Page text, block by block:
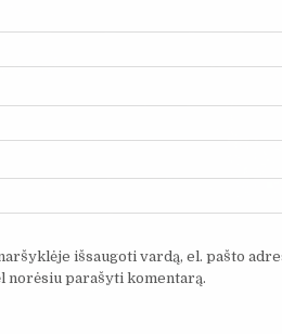
išsaugoti vardą, el. pašto
norėsiu parašyti komentarą.